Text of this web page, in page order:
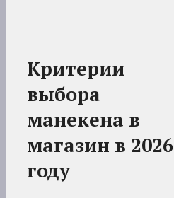
Критерии
выбора
манекена в
магазин в 2026
году